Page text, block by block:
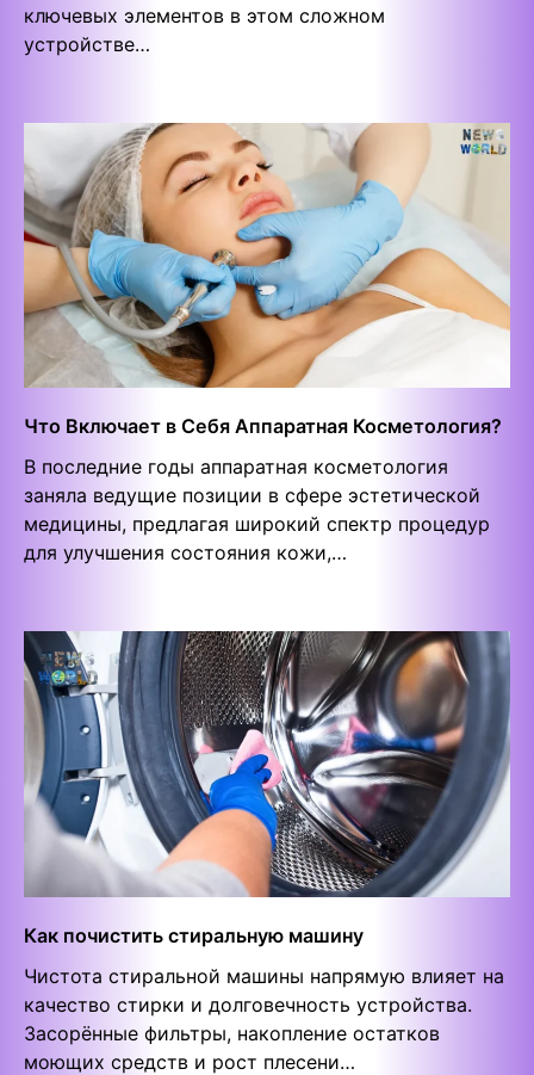
ключевых элементов в этом сложном
устройстве…
Что Включает в Себя Аппаратная Косметология?
В последние годы аппаратная косметология
заняла ведущие позиции в сфере эстетической
медицины, предлагая широкий спектр процедур
для улучшения состояния кожи,…
Как почистить стиральную машину
Чистота стиральной машины напрямую влияет на
качество стирки и долговечность устройства.
Засорённые фильтры, накопление остатков
моющих средств и рост плесени…